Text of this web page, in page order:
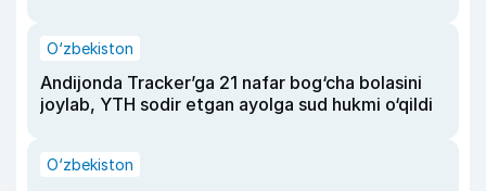
O‘zbekiston
Andijonda Tracker’ga 21 nafar bog‘cha bolasini
joylab, YTH sodir etgan ayolga sud hukmi o‘qildi
O‘zbekiston